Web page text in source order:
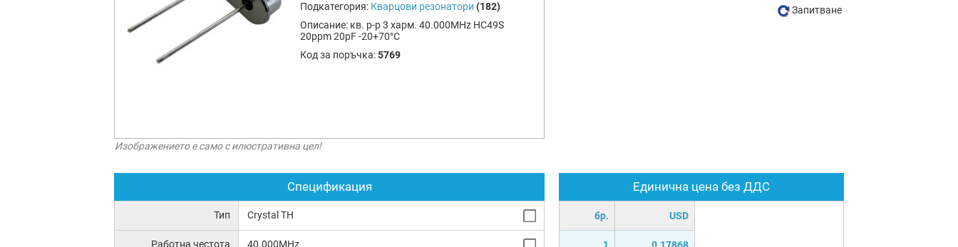
Подкатегория: Кварцови резонатори (182)
Описание: кв. р-р 3 харм. 40.000MHz HC49S
20ppm 20pF -20+70°C
Код за поръчка:5769
Изображението е само с илюстративна цел!
Спецификация
Тип Crystal TH
Работна честота 40.000MHz
Единична цена без ДДС
бр. USD
Запитване